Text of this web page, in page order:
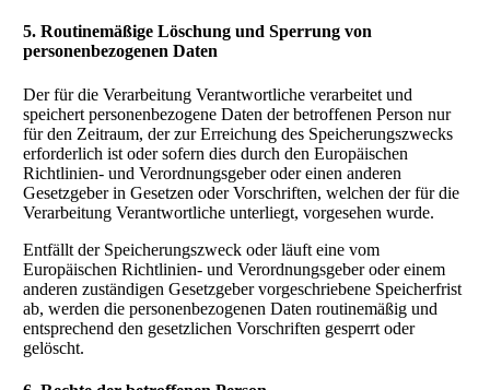
5. Routinemäßige Löschung und Sperrung von
personenbezogenen Daten
Der für die Verarbeitung Verantwortliche verarbeitet und
speichert personenbezogene Daten der betroffenen Person nur
für den Zeitraum, der zur Erreichung des Speicherungszwecks
erforderlich ist oder sofern dies durch den Europäischen
Richtlinien- und Verordnungsgeber oder einen anderen
Gesetzgeber in Gesetzen oder Vorschriften, welchen der für die
Verarbeitung Verantwortliche unterliegt, vorgesehen wurde.
Entfällt der Speicherungszweck oder läuft eine vom
Europäischen Richtlinien- und Verordnungsgeber oder einem
anderen zuständigen Gesetzgeber vorgeschriebene Speicherfrist
ab, werden die personenbezogenen Daten routinemäßig und
entsprechend den gesetzlichen Vorschriften gesperrt oder
gelöscht.